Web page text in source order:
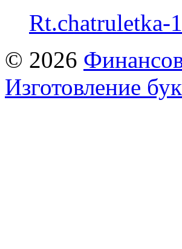
Rt.chatruletka-
© 2026
Изготовление